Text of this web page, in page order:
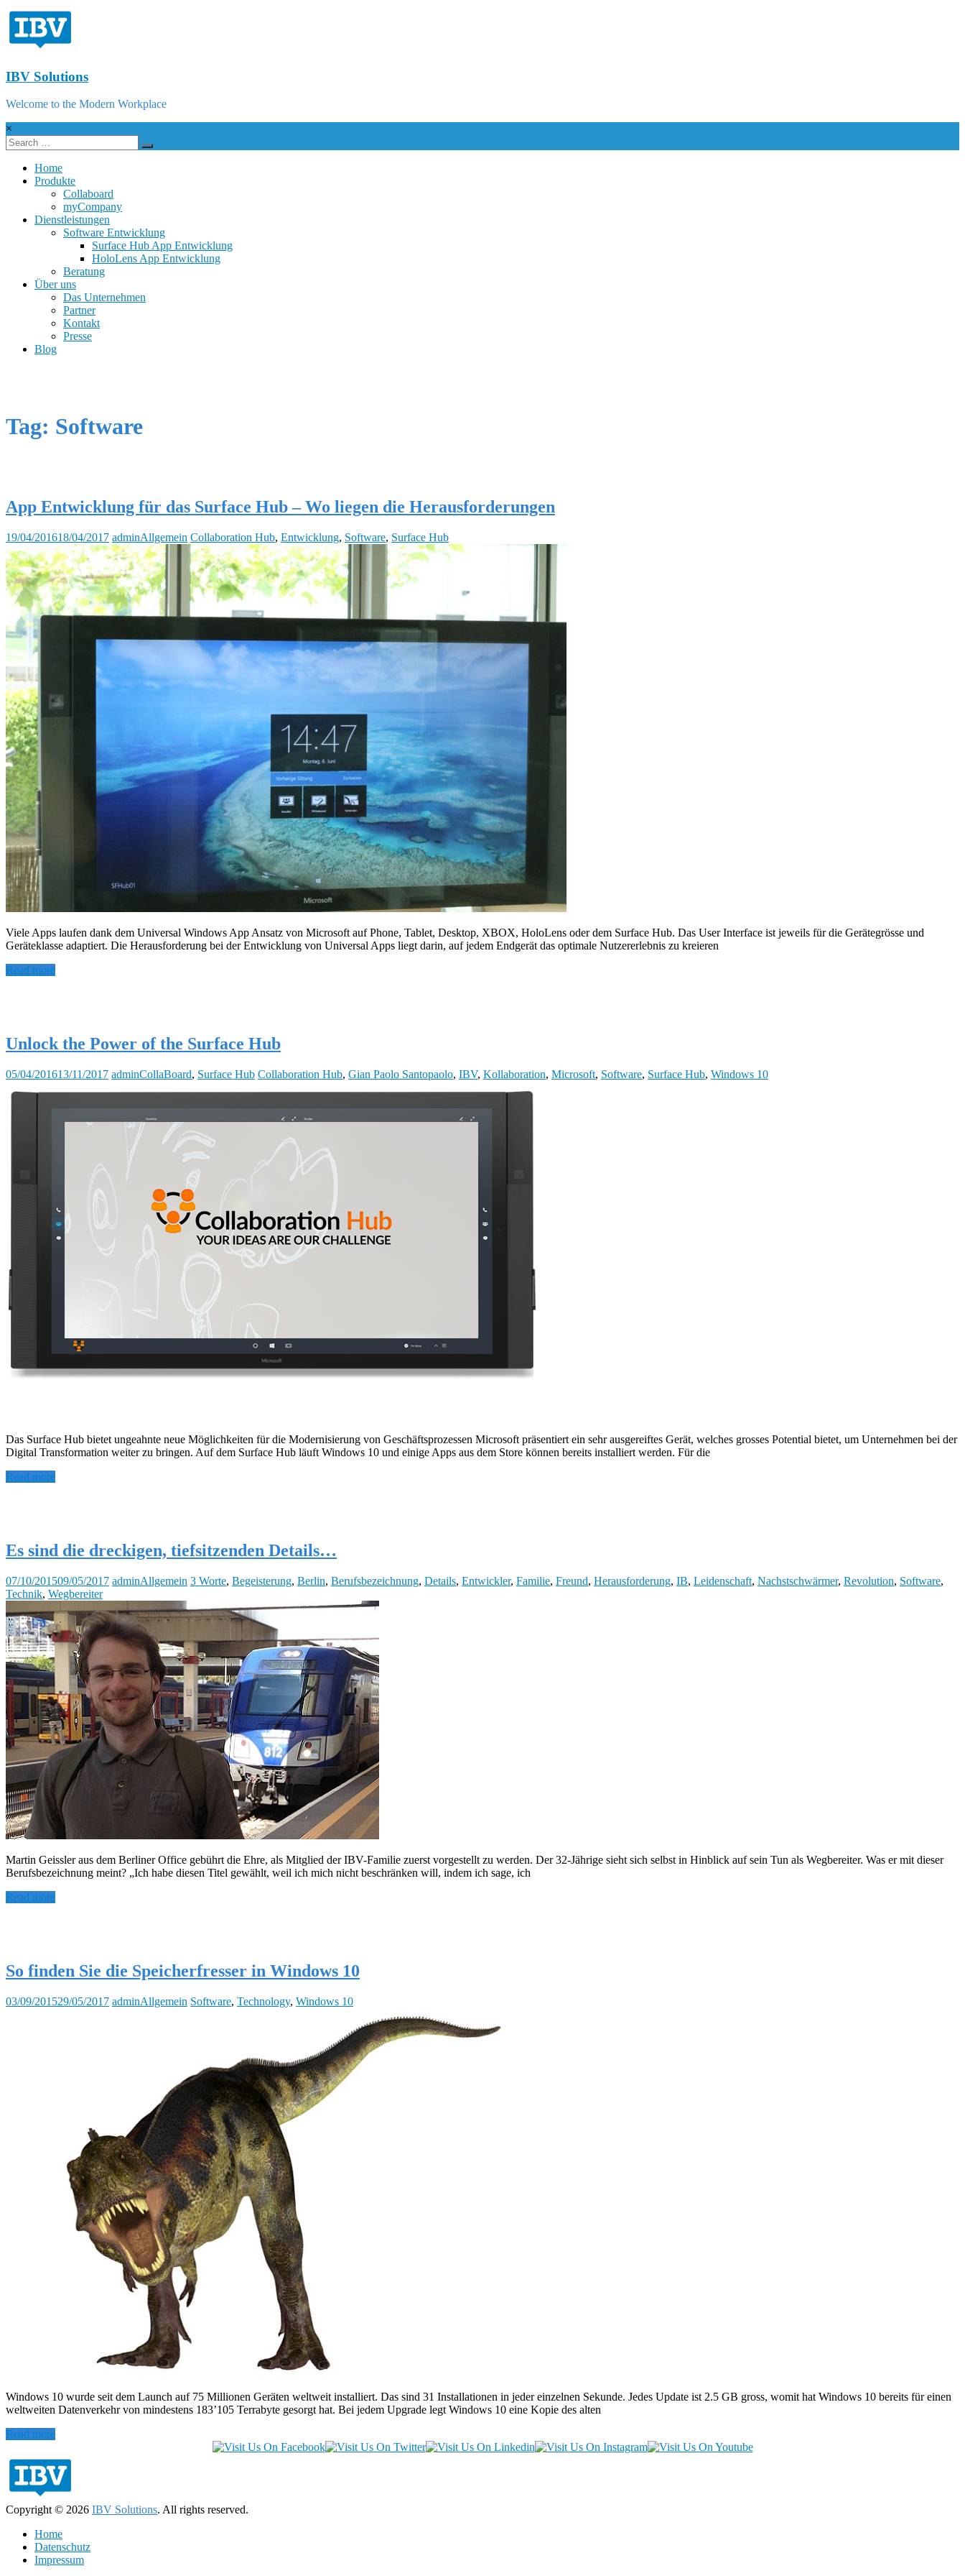
IBV Solutions
Welcome to the Modern Workplace
×
Home
Produkte
Collaboard
myCompany
Dienstleistungen
Software Entwicklung
Surface Hub App Entwicklung
HoloLens App Entwicklung
Beratung
Über uns
Das Unternehmen
Partner
Kontakt
Presse
Blog
Tag: Software
App Entwicklung für das Surface Hub – Wo liegen die Herausforderungen
19/04/201618/04/2017 adminAllgemein Collaboration Hub, Entwicklung, Software, Surface Hub
Viele Apps laufen dank dem Universal Windows App Ansatz von Microsoft auf Phone, Tablet, Desktop, XBOX, HoloLens oder dem Surface Hub. Das User Interface ist jeweils für die Gerätegrösse und
Geräteklasse adaptiert. Die Herausforderung bei der Entwicklung von Universal Apps liegt darin, auf jedem Endgerät das optimale Nutzererlebnis zu kreieren
Read more
Unlock the Power of the Surface Hub
05/04/201613/11/2017 adminCollaBoard, Surface Hub Collaboration Hub, Gian Paolo Santopaolo, IBV, Kollaboration, Microsoft, Software, Surface Hub, Windows 10
Das Surface Hub bietet ungeahnte neue Möglichkeiten für die Modernisierung von Geschäftsprozessen Microsoft präsentiert ein sehr ausgereiftes Gerät, welches grosses Potential bietet, um Unternehmen bei der
Digital Transformation weiter zu bringen. Auf dem Surface Hub läuft Windows 10 und einige Apps aus dem Store können bereits installiert werden. Für die
Read more
Es sind die dreckigen, tiefsitzenden Details…
07/10/201509/05/2017 adminAllgemein 3 Worte, Begeisterung, Berlin, Berufsbezeichnung, Details, Entwickler, Familie, Freund, Herausforderung, IB, Leidenschaft, Nachstschwärmer, Revolution, Software,
Technik, Wegbereiter
Martin Geissler aus dem Berliner Office gebührt die Ehre, als Mitglied der IBV-Familie zuerst vorgestellt zu werden. Der 32-Jährige sieht sich selbst in Hinblick auf sein Tun als Wegbereiter. Was er mit dieser
Berufsbezeichnung meint? „Ich habe diesen Titel gewählt, weil ich mich nicht beschränken will, indem ich sage, ich
Read more
So finden Sie die Speicherfresser in Windows 10
03/09/201529/05/2017 adminAllgemein Software, Technology, Windows 10
Windows 10 wurde seit dem Launch auf 75 Millionen Geräten weltweit installiert. Das sind 31 Installationen in jeder einzelnen Sekunde. Jedes Update ist 2.5 GB gross, womit hat Windows 10 bereits für einen
weltweiten Datenverkehr von mindestens 183’105 Terrabyte gesorgt hat. Bei jedem Upgrade legt Windows 10 eine Kopie des alten
Read more
Copyright © 2026 IBV Solutions. All rights reserved.
Home
Datenschutz
Impressum